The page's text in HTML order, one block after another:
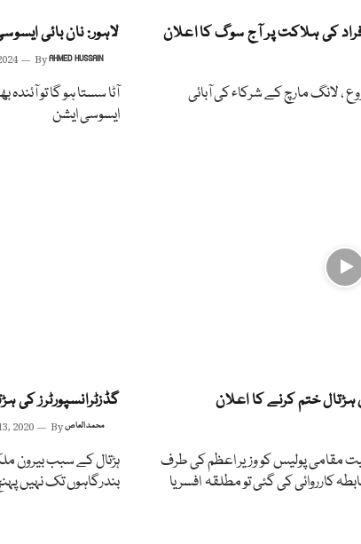
، لانگ مارچ کے شرکاء کی آبائی
لاہور: نان بائی
ByAHMED HUSSAIN
آٹا سستا ہو گا تو
ایسوسی ایشن
ہڑتال ختم کرنے کا اعلان
مقامی پولیس کو وزیر اعظم کی طرف
کارروائی کی گئی تو مطلقہ افسر یا
گڈزٹرانسپورٹرز کی ہڑتال سے
2020 Byمحمد العاص
ہڑتال کے سبب بیرون
بندرگاہوں تک نہیں